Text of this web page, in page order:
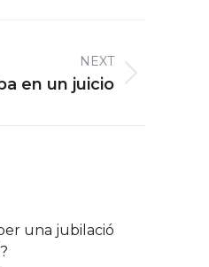
NEXT
en un juicio
una jubilació